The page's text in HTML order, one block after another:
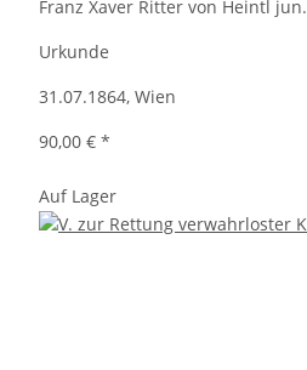
Franz Xaver Ritter von Heintl jun.
Urkunde
31.07.1864, Wien
90,00 € *
Auf Lager